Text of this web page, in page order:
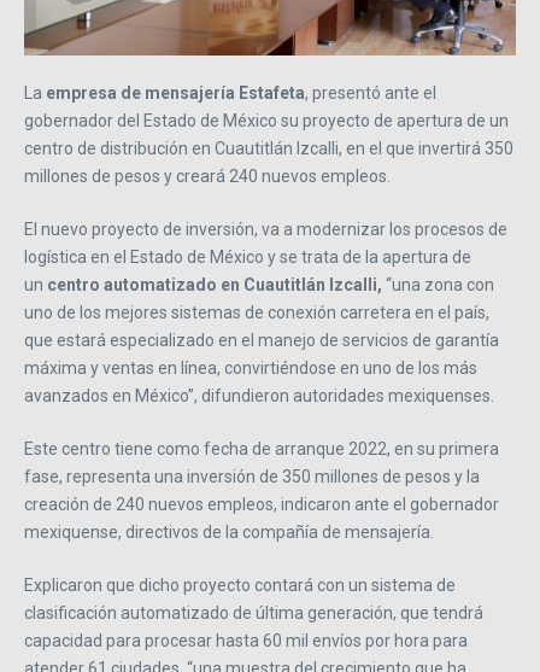
La empresa de mensajería Estafeta, presentó ante el
gobernador del Estado de México su proyecto de apertura de un
centro de distribución en Cuautitlán Izcalli, en el que invertirá 350
millones de pesos y creará 240 nuevos empleos.
El nuevo proyecto de inversión, va a modernizar los procesos de
logística en el Estado de México y se trata de la apertura de
un centro automatizado en Cuautitlán Izcalli, “una zona con
uno de los mejores sistemas de conexión carretera en el país,
que estará especializado en el manejo de servicios de garantía
máxima y ventas en línea, convirtiéndose en uno de los más
avanzados en México”, difundieron autoridades mexiquenses.
Este centro tiene como fecha de arranque 2022, en su primera
fase, representa una inversión de 350 millones de pesos y la
creación de 240 nuevos empleos, indicaron ante el gobernador
mexiquense, directivos de la compañía de mensajería.
Explicaron que dicho proyecto contará con un sistema de
clasificación automatizado de última generación, que tendrá
capacidad para procesar hasta 60 mil envíos por hora para
atender 61 ciudades, “una muestra del crecimiento que ha